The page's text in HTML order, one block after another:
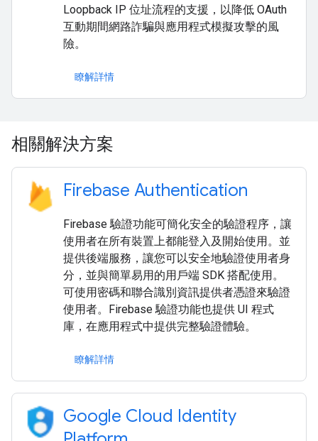
Loopback IP 位址流程的支援，以降低 OAuth
互動期間網路詐騙與應用程式模擬攻擊的風
險。
瞭解詳情
相關解決方案
Firebase Authentication
Firebase 驗證功能可簡化安全的驗證程序，讓
使用者在所有裝置上都能登入及開始使用。並
提供後端服務，讓您可以安全地驗證使用者身
分，並與簡單易用的用戶端 SDK 搭配使用。
可使用密碼和聯合識別資訊提供者憑證來驗證
使用者。Firebase 驗證功能也提供 UI 程式
庫，在應用程式中提供完整驗證體驗。
瞭解詳情
Google Cloud Identity